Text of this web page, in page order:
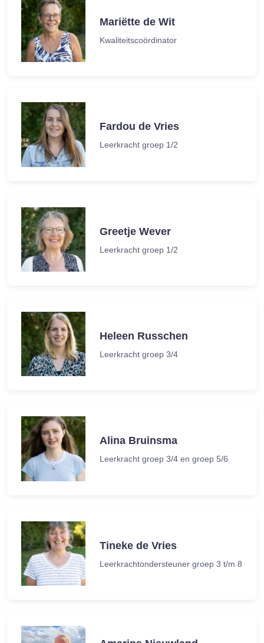
Mariëtte de Wit
Kwaliteitscoördinator
Fardou de Vries
Leerkracht groep 1/2
Greetje Wever
Leerkracht groep 1/2
Heleen Russchen
Leerkracht groep 3/4
Alina Bruinsma
Leerkracht groep 3/4 en groep 5/6
Tineke de Vries
Leerkrachtondersteuner groep 3 t/m 8